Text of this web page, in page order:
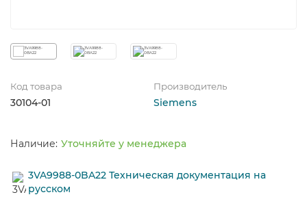
Код товара
30104-01
Производитель
Siemens
Уточняйте у менеджера
3VA9988-0BA22 Техническая документация на
русском